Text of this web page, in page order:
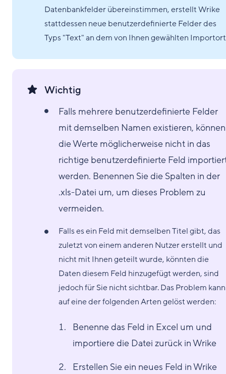
Datenbankfelder übereinstimmen, erstellt Wrike
stattdessen neue benutzerdefinierte Felder des
Typs "Text" an dem von Ihnen gewählten
Wichtig
Falls mehrere benutzerdefinierte Felder
mit demselben Namen existieren, können
die Werte möglicherweise nicht in das
richtige benutzerdefinierte Feld
werden. Benennen Sie die Spalten in der
.xls-Datei um, um dieses Problem zu
vermeiden.
Falls es ein Feld mit demselben Titel gibt, das
zuletzt von einem anderen Nutzer erstellt und
nicht mit Ihnen geteilt wurde, könnten die
Daten diesem Feld hinzugefügt werden, sind
jedoch für Sie nicht sichtbar. Das Problem kann
auf eine der folgenden Arten gelöst werden:
Benenne das Feld in Excel um und
importiere die Datei zurück in Wrike
Erstellen Sie ein neues Feld in Wrike